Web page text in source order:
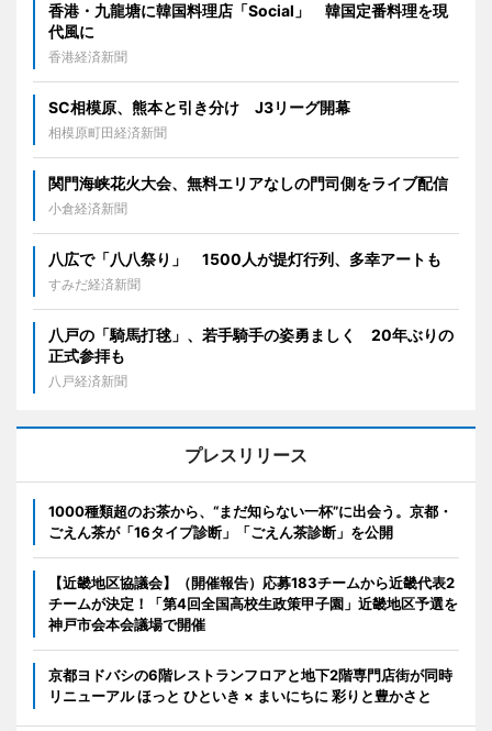
香港・九龍塘に韓国料理店「Social」 韓国定番料理を現
代風に
香港経済新聞
SC相模原、熊本と引き分け J3リーグ開幕
相模原町田経済新聞
関門海峡花火大会、無料エリアなしの門司側をライブ配信
小倉経済新聞
八広で「八八祭り」 1500人が提灯行列、多幸アートも
すみだ経済新聞
八戸の「騎馬打毬」、若手騎手の姿勇ましく 20年ぶりの
正式参拝も
八戸経済新聞
プレスリリース
1000種類超のお茶から、“まだ知らない一杯”に出会う。京都・
ごえん茶が「16タイプ診断」「ごえん茶診断」を公開
【近畿地区協議会】（開催報告）応募183チームから近畿代表2
チームが決定！「第4回全国高校生政策甲子園」近畿地区予選を
神戸市会本会議場で開催
京都ヨドバシの6階レストランフロアと地下2階専門店街が同時
リニューアル ほっと ひといき × まいにちに 彩りと豊かさと